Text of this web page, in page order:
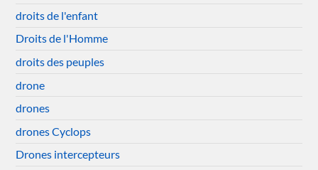
droits de l'enfant
Droits de l'Homme
droits des peuples
drone
drones
drones Cyclops
Drones intercepteurs